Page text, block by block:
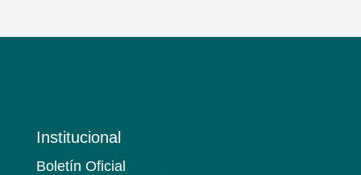
Institucional
Boletín Oficial